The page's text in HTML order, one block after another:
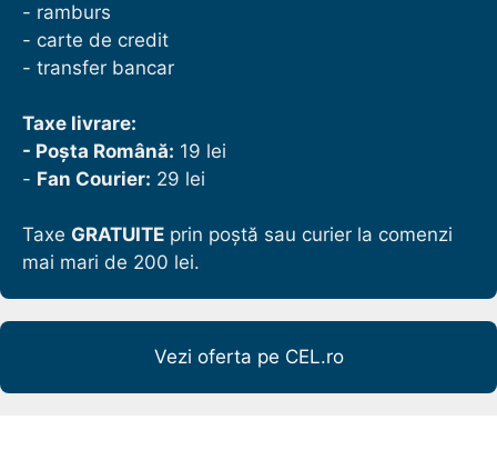
- ramburs
- carte de credit
- transfer bancar
Taxe livrare:
- Poșta Română: 19 lei
- Fan Courier: 29 lei
Taxe GRATUITE prin poștă sau curier la comenzi
mai mari de 200 lei.
Vezi oferta pe CEL.ro